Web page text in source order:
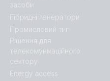
засоби
Гібридні генератори
Промисловий тип
Рішення для
телекомунікаційного
сектору
Energy access